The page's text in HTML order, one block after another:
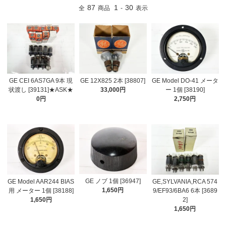
全 87 商品 1 - 30 表示
GE CEI 6AS7GA 9本 現
状渡し [39131]★ASK★
0円
GE 12X825 2本 [38807]
33,000円
GE Model DO-41 メータ
ー 1個 [38190]
2,750円
GE Model AAR244 BIAS
用 メーター 1個 [38188]
1,650円
GE ノブ 1個 [36947]
1,650円
GE,SYLVANIA,RCA 574
9/EF93/6BA6 6本 [3689
2]
1,650円